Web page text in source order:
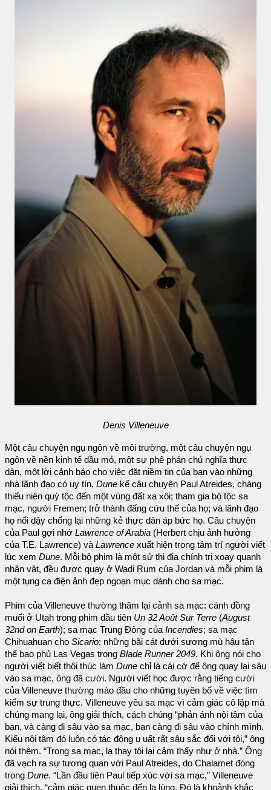
Denis Villeneuve
Một câu chuyện ngụ ngôn về môi trường, một câu chuyện ngụ
ngôn về nền kinh tế dầu mỏ, một sự phê phán chủ nghĩa thực
dân, một lời cảnh báo cho việc đặt niềm tin của bạn vào những
nhà lãnh đạo có uy tín, Dune kể câu chuyện Paul Atreides, chàng
thiếu niên quý tộc đến một vùng đất xa xôi; tham gia bộ tộc sa
mạc, người Fremen; trở thành đấng cứu thế của họ; và lãnh đạo
họ nổi dậy chống lại những kẻ thực dân áp bức họ. Câu chuyện
của Paul gợi nhớ Lawrence of Arabia (Herbert chịu ảnh hưởng
của T.E. Lawrence) vàLawrence xuất hiện trong tâm trí người viết
lúc xem Dune. Mỗi bộ phim là một sử thi địa chính trị xoay quanh
nhân vật, đều được quay ở Wadi Rum của Jordan và mỗi phim là
một tụng ca điện ảnh đẹp ngoạn mục dành cho sa mạc.
Phim của Villeneuve thường thăm lại cảnh sa mạc: cánh đồng
muối ở Utah trong phim đầu tiên Un 32 Août Sur Terre (August
32nd on Earth); sa mạc Trung Đông củaIncendies; sa mạc
Chihuahuan cho Sicario; những bãi cát dưới sương mù hậu tận
thế bao phủ Las Vegas trong Blade Runner 2049. Khi ông nói cho
người viết biết thôi thúc làm Dune chỉ là cái cớ để ông quay lại sâu
vào sa mạc, ông đã cười. Người viết học được rằng tiếng cười
của Villeneuve thường mào đầu cho những tuyên bố về việc tìm
kiếm sự trung thực. Villeneuve yêu sa mạc vì cảm giác cô lập mà
chúng mang lại, ông giải thích, cách chúng “phản ánh nội tâm của
bạn, và càng đi sâu vào sa mạc, bạn càng đi sâu vào chính mình.
Kiểu nội tâm đó luôn có tác động u uất rất sâu sắc đối với tôi,” ông
nói thêm. “Trong sa mạc, lạ thay tôi lại cảm thấy như ở nhà.” Ông
đã vạch ra sự tương quan với Paul Atreides, do Chalamet đóng
trong Dune. “Lần đầu tiên Paul tiếp xúc với sa mạc,” Villeneuve
giải thích, “cảm giác quen thuộc đến lạ lùng. Đó là khoảnh khắc